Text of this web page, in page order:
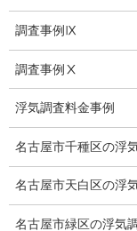
結婚調査
社員の行動調査
行動調査
法人調査
企業調査
愛知探偵
調査事例Ⅸ
調査事例Ⅹ
浮気調査料金事例
名古屋市千種区の浮
名古屋市天白区の浮
名古屋市緑区の浮気